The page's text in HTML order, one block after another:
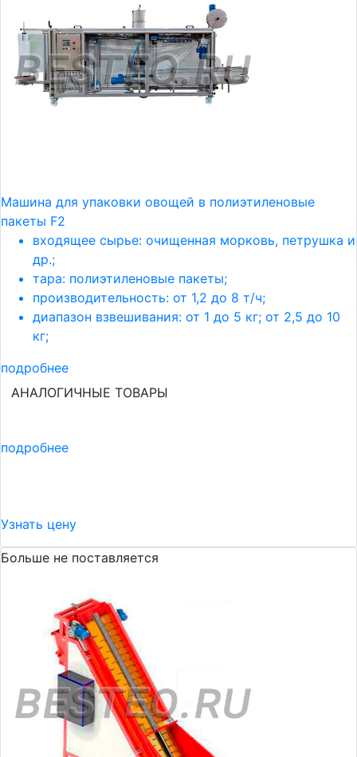
Машина для упаковки овощей в полиэтиленовые
пакеты F2
входящее сырье: очищенная морковь, петрушка и
др.;
тара: полиэтиленовые пакеты;
производительность: от 1,2 до 8 т/ч;
диапазон взвешивания: от 1 до 5 кг; от 2,5 до 10
кг;
подробнее
АНАЛОГИЧНЫЕ ТОВАРЫ
подробнее
Узнать цену
Больше не поставляется